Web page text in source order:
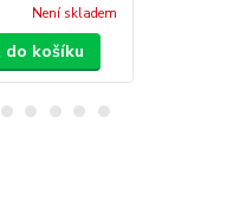
Není skladem
do košíku